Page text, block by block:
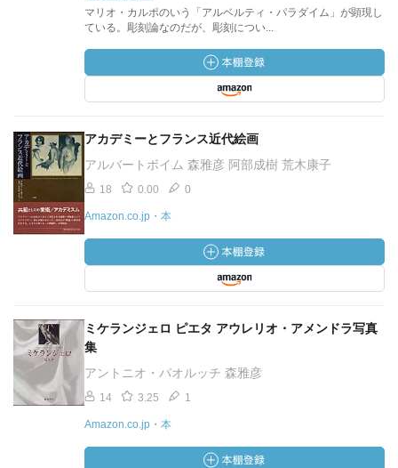
マリオ・カルポのいう「アルベルティ・パラダイム」が顕現し
ている。彫刻論なのだが、彫刻につい...
アカデミーとフランス近代絵画
アルバートボイム 森雅彦 阿部成樹 荒木康子
18 0.00 0
Amazon.co.jp・本
ミケランジェロ ピエタ アウレリオ・アメンドラ写真
集
アントニオ・パオルッチ 森雅彦
14 3.25 1
Amazon.co.jp・本